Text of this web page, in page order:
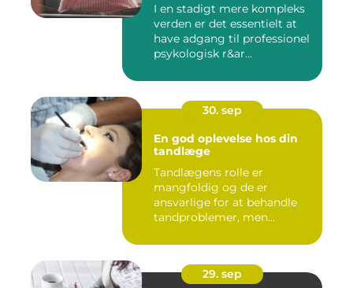
I en stadigt mere kompleks
verden er det essentielt at
have adgang til professionel
psykologisk r&ar...
30. sep
En god oplevelse hos din
tandlæge
Tandlægens rolle er
mangfoldig og de er
ansvarlige for at behandle
tandproblemer, men
29. sep